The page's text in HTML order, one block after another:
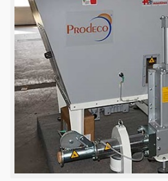
CNC Bearbeitungszentrum
Entsorgung
stehende Plattensäge
Hobelmaschinen
Pressen
BBQ und Küche